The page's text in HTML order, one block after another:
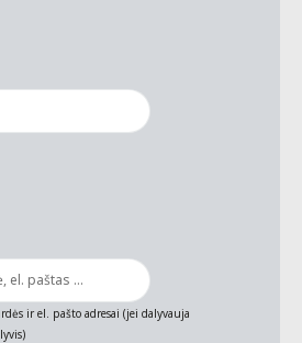
ir el. pašto adresai (jei dalyvauja